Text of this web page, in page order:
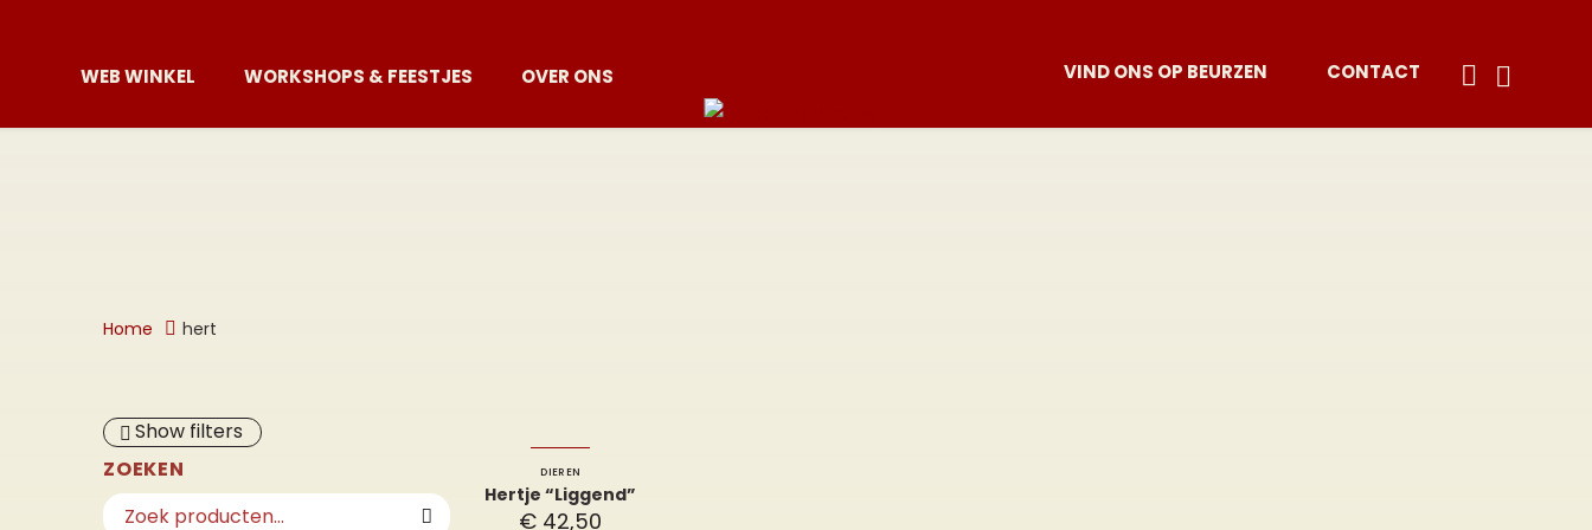
WEB WINKEL WORKSHOPS & FEESTJES OVER ONS VIND ONS OP BEURZEN CONTACT
Home hert
Show filters
ZOEKEN
DIEREN
Hertje “Liggend”
€ 42,50